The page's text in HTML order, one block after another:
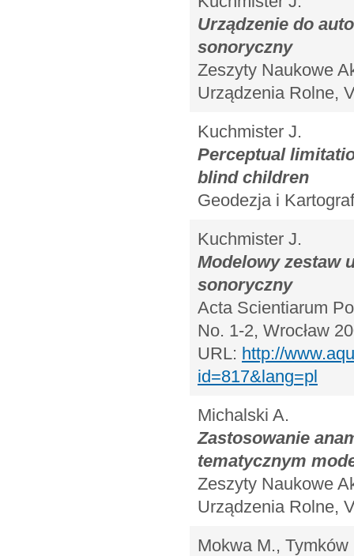
Urządzenie do
sonoryczny
Zeszyty Naukowe
Urządzenia Rolne,
Kuchmister J.
Perceptual
blind children
Geodezja i
Kuchmister J.
Modelowy zestaw
sonoryczny
Acta Scientiarum
No. 1-2, Wrocław
URL: http://
id=817&lang=pl
Michalski A.
Zastosowanie
tematycznym
Zeszyty Naukowe
Urządzenia Rolne,
Mokwa M., Tymków